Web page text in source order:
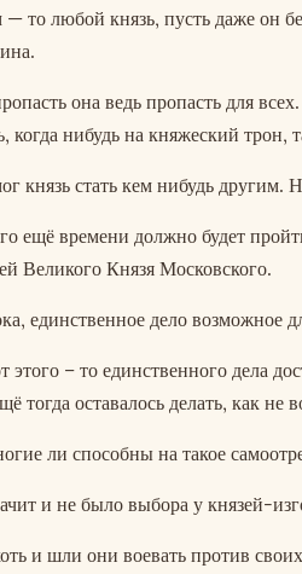
— то любой князь, пусть даже он
она ведь пропасть для
когда нибудь на княжеский трон,
князь стать кем нибудь
ещё времени должно будет
Великого Князя Московского.
единственное дело возможное
этого – то единственного дела
тогда оставалось делать, как не
ли способны на такое
и не было выбора у князей-
и шли они воевать против